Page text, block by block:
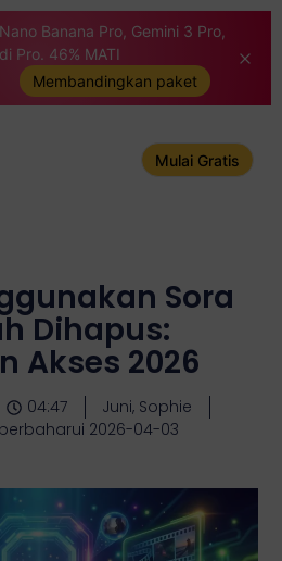
Banana Pro, Gemini 3 Pro,
Pro. 46% MATI
Membandingkan paket
Mulai Gratis
Sora
Dihapus:
Akses 2026
04:47
Juni, Sophie
2026-04-03